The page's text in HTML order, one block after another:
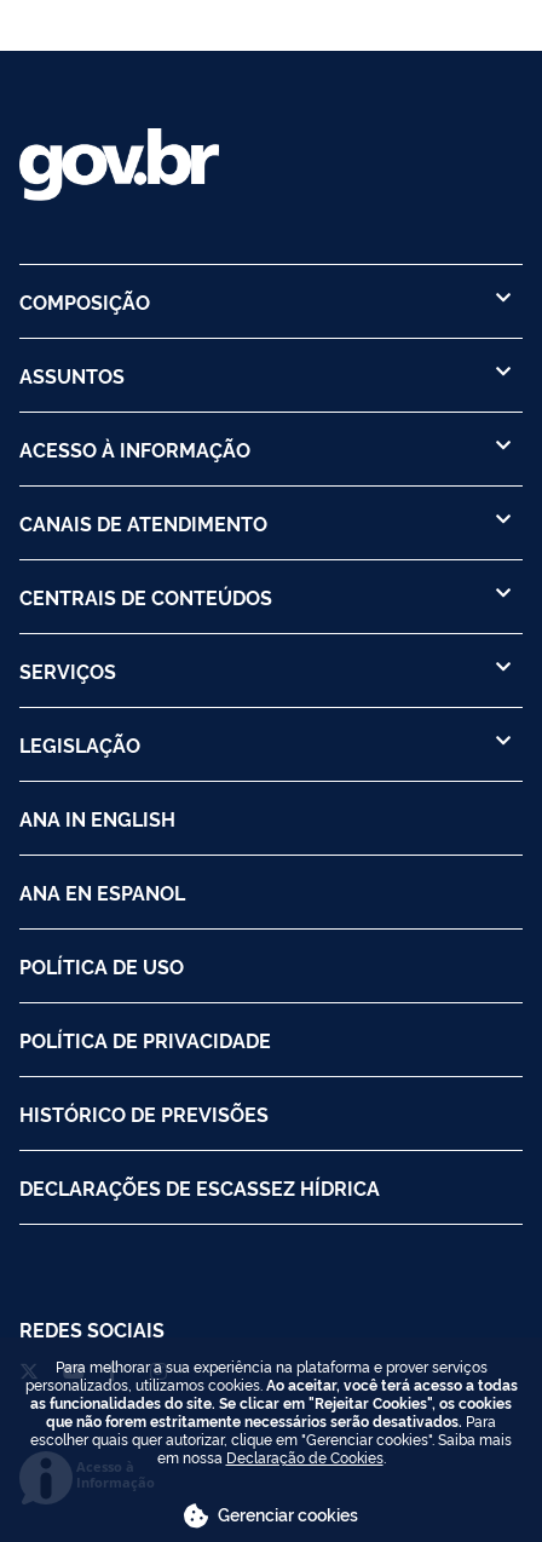
COMPOSIÇÃO
ASSUNTOS
ACESSO À INFORMAÇÃO
CANAIS DE ATENDIMENTO
CENTRAIS DE CONTEÚDOS
SERVIÇOS
LEGISLAÇÃO
ANA IN ENGLISH
ANA EN ESPANOL
POLÍTICA DE USO
POLÍTICA DE PRIVACIDADE
HISTÓRICO DE PREVISÕES
DECLARAÇÕES DE ESCASSEZ HÍDRICA
REDES SOCIAIS
Acesso à
Informação
Para melhorar a sua experiência na plataforma e prover serviços
personalizados, utilizamos cookies. Ao aceitar, você terá acesso a todas
as funcionalidades do site. Se clicar em "Rejeitar Cookies", os cookies
que não forem estritamente necessários serão desativados. Para
escolher quais quer autorizar, clique em "Gerenciar cookies". Saiba mais
em nossa Declaração de Cookies.
Gerenciar cookies